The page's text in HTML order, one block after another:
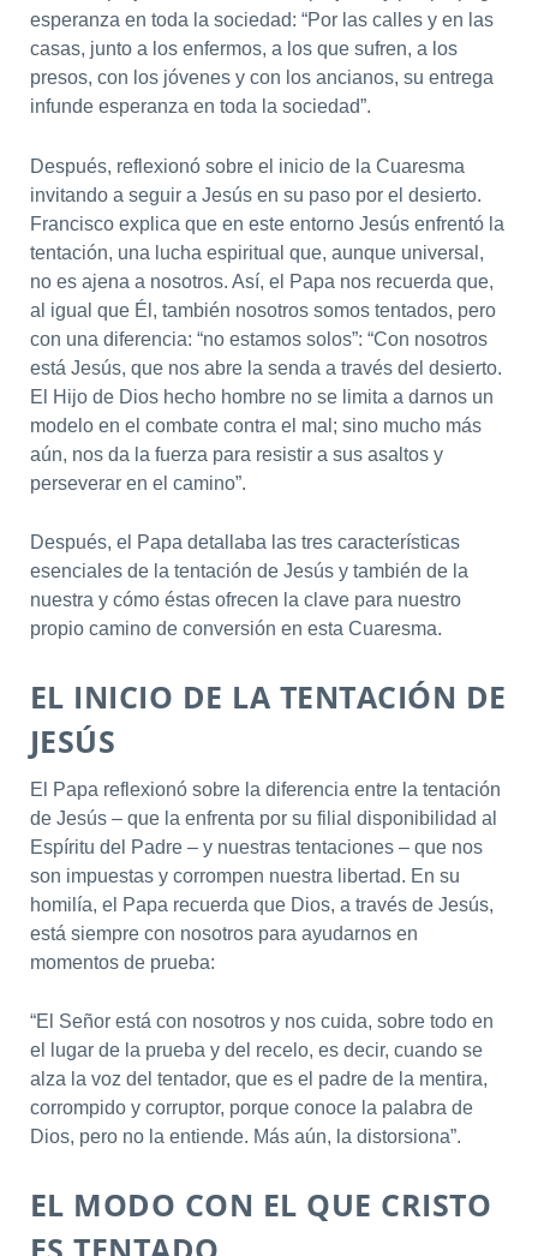
esperanza en toda la sociedad: “Por las calles y en las
casas, junto a los enfermos, a los que sufren, a los
presos, con los jóvenes y con los ancianos, su entrega
infunde esperanza en toda la sociedad”.
Después, reflexionó sobre el inicio de la Cuaresma
invitando a seguir a Jesús en su paso por el desierto.
Francisco explica que en este entorno Jesús enfrentó la
tentación, una lucha espiritual que, aunque universal,
no es ajena a nosotros. Así, el Papa nos recuerda que,
al igual que Él, también nosotros somos tentados, pero
con una diferencia: “no estamos solos”: “Con nosotros
está Jesús, que nos abre la senda a través del desierto.
El Hijo de Dios hecho hombre no se limita a darnos un
modelo en el combate contra el mal; sino mucho más
aún, nos da la fuerza para resistir a sus asaltos y
perseverar en el camino”.
Después, el Papa detallaba las tres características
esenciales de la tentación de Jesús y también de la
nuestra y cómo éstas ofrecen la clave para nuestro
propio camino de conversión en esta Cuaresma.
EL INICIO DE LA TENTACIÓN DE
JESÚS
El Papa reflexionó sobre la diferencia entre la tentación
de Jesús – que la enfrenta por su filial disponibilidad al
Espíritu del Padre – y nuestras tentaciones – que nos
son impuestas y corrompen nuestra libertad. En su
homilía, el Papa recuerda que Dios, a través de Jesús,
está siempre con nosotros para ayudarnos en
momentos de prueba:
“El Señor está con nosotros y nos cuida, sobre todo en
el lugar de la prueba y del recelo, es decir, cuando se
alza la voz del tentador, que es el padre de la mentira,
corrompido y corruptor, porque conoce la palabra de
Dios, pero no la entiende. Más aún, la distorsiona”.
EL MODO CON EL QUE CRISTO